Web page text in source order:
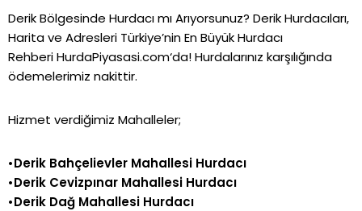
Derik Bölgesinde Hurdacı mı Arıyorsunuz? Derik Hurdacıları,
Harita ve Adresleri Türkiye’nin En Büyük Hurdacı
RehberiHurdaPiyasasi.com‘da! Hurdalarınız karşılığında
ödemelerimiz nakittir.
Hizmet verdiğimiz Mahalleler;
•Derik Bahçelievler Mahallesi Hurdacı
•Derik Cevizpınar Mahallesi Hurdacı
•Derik Dağ Mahallesi Hurdacı